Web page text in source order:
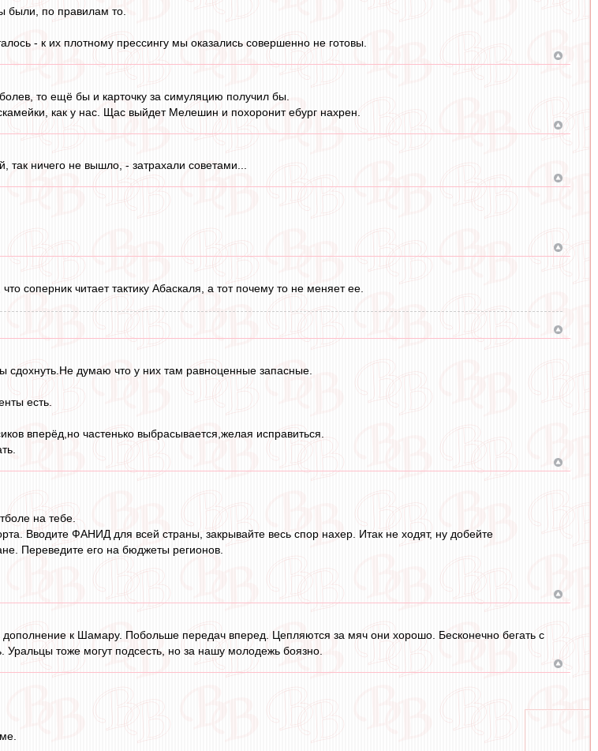
были, по правилам то.
- к их плотному прессингу мы оказались совершенно не готовы.
то ещё бы и карточку за симуляцию получил бы.
как у нас. Щас выйдет Мелешин и похоронит ебург нахрен.
так ничего не вышло, - затрахали советами...
соперник читает тактику Абаскаля, а тот почему то не меняет ее.
сдохнуть.Не думаю что у них там равноценные запасные.
есть.
вперёд,но частенько выбрасывается,желая исправиться.
на тебе.
Вводите ФАНИД для всей страны, закрывайте весь спор нахер. Итак не ходят, ну добейте
Переведите его на бюджеты регионов.
к Шамару. Побольше передач вперед. Цепляются за мяч они хорошо. Бесконечно бегать с
тоже могут подсесть, но за нашу молодежь боязно.